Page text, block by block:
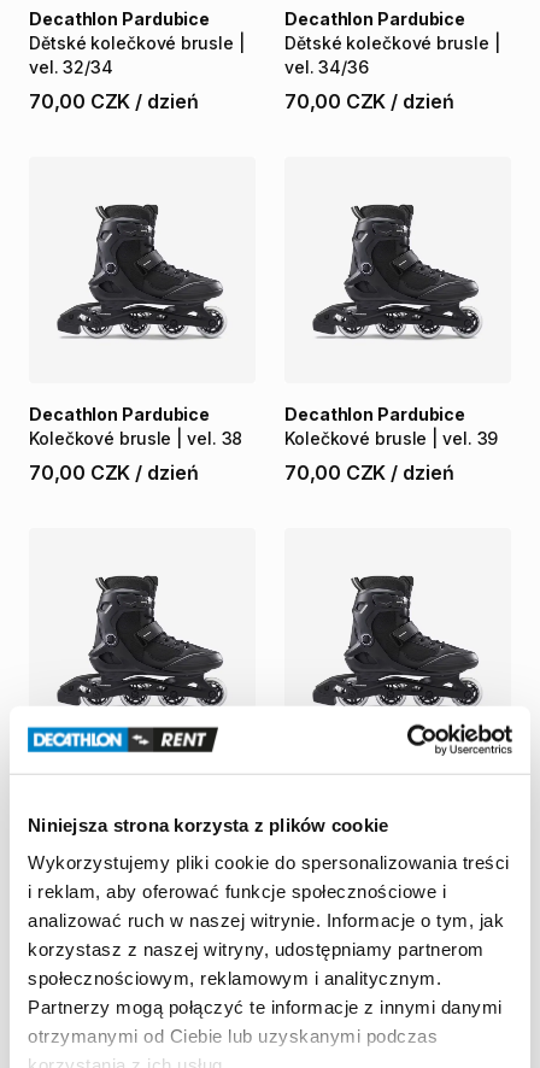
Niniejsza strona korzysta z plików cookie
Wykorzystujemy pliki cookie do spersonalizowania treści
i reklam, aby oferować funkcje społecznościowe i
analizować ruch w naszej witrynie. Informacje o tym, jak
korzystasz z naszej witryny, udostępniamy partnerom
społecznościowym, reklamowym i analitycznym.
Partnerzy mogą połączyć te informacje z innymi danymi
otrzymanymi od Ciebie lub uzyskanymi podczas
Dětské kolečkové brusle
vel. 32​​/​​34
Decathlon Pardubice
70,00 CZK / dzień
Dětské kolečkové brusle
vel. 34​​/​​36
Decathlon Pardubice
70,00 CZK / dzień
Kolečkové brusle vel. 38
Decathlon Pardubice
70,00 CZK / dzień
Kolečkové brusle vel. 39
Decathlon Pardubice
70,00 CZK / dzień